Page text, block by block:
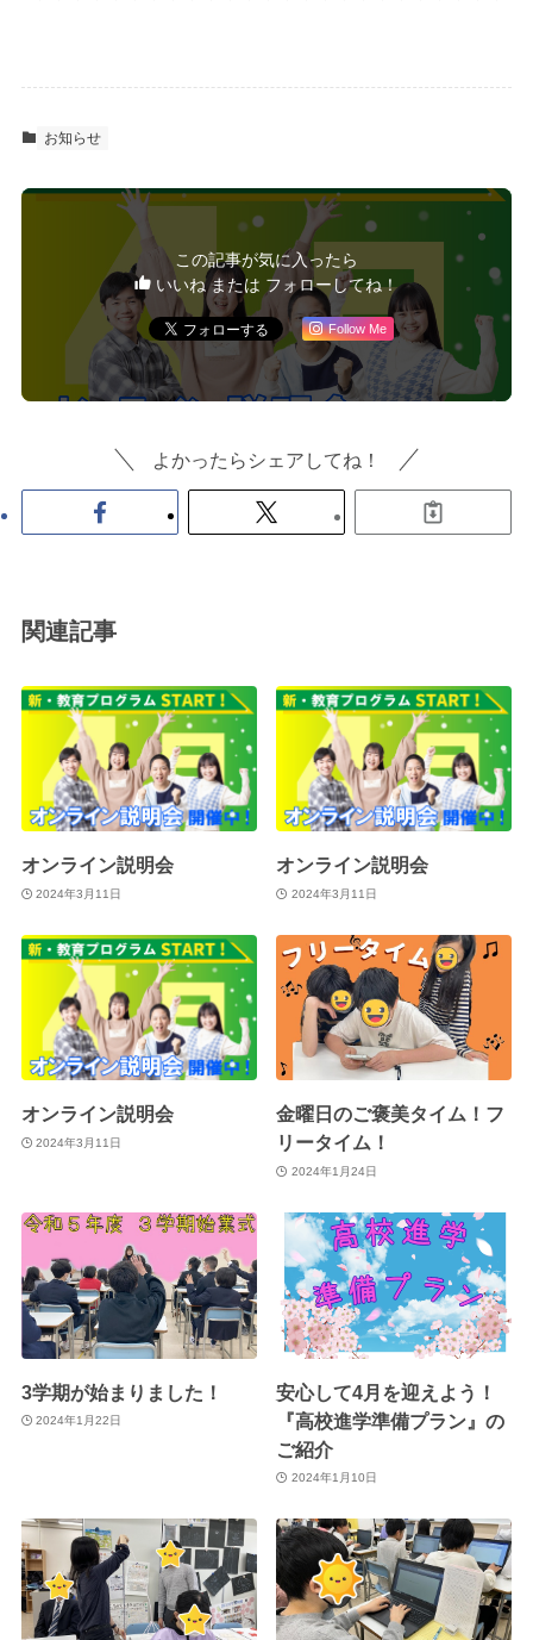
お知らせ
この記事が気に入ったら
いいね または フォローしてね！
Follow Me
よかったらシェアしてね！
関連記事
オンライン説明会
2024年3月11日
オンライン説明会
2024年3月11日
オンライン説明会
2024年3月11日
金曜日のご褒美タイム！フ
リータイム！
2024年1月24日
3学期が始まりました！
2024年1月22日
安心して4月を迎えよう！
『高校進学準備プラン』の
ご紹介
2024年1月10日